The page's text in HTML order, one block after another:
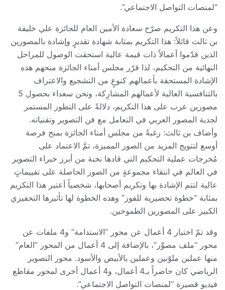
“لمنصات التواصل الاجتماعي”.
وعن هذا التكريم صرّح سعادة الأمين العام للجائزة علي خليفة
بن ثالث قائلاً: هذا التكريم بمثابة شهادة تقديرٍ وإشادة بالمصورين
الذين قدّموا أعمالاً ذات قيمة عالية استحقت الوصول للمراحل
النهائية من التحكيم، لذا قرّر مجلس أمناء الجائزة منحهم هذه
الإشادة المستحقة بأعمالهم كنوعٍ من التشجيع والاعتراف
بالتنافسية العالية لأعمالهم المشارِكة، ونحن سعداء بحصول 5
مصورين عرب على هذا التكريم، دلالةً على التطور المستمر
لجدية المصور العربي في التعامل مع فن التصوير وتقنياته.
وأضاف بن ثالث: رغبةً من مجلس أمناء الجائزة بمنح فرصة
أوسع لتتويج المزيد من الصور المميزة، تمَّ الاعتماد على
مُخرجات عملية التحكيم التي قادها نخبة من أبرز خبراء التصوير
في العالم في انتقاء مجموعةٍ من الصور الحاصلة على تقييماتٍ
عالية لتتم الإشادة بها وتكريم أصحابها، شخصياً أعتبر هذا التكريم
بمثابة “خطوة تحضيرية للفوز” وهذه الخطوة لها تأثيرها التحفيزي
الكبير على المصورين الطموحين.
وقد تمّ اختيار 4 أعمال عن محور “الاستدامة” و4 ملفات عن
محور “ملف مصوِّر”، بالإضافة إلى 4 أعمال من المحور “العام”
منها عملين ملوّنين وعملين بالأبيض والأسود. محور التصوير
الرياضي كان حاضراً بـ4 أعمال، و4 أعمال أخرى لمحور مقاطع
فيديو قصيرة “لمنصات التواصل الاجتماعي”.